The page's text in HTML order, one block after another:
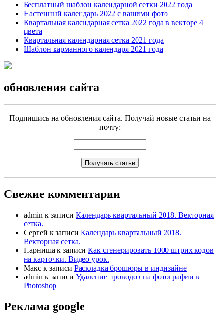
Бесплатный шаблон календарной сетки 2022 года
Настенный календарь 2022 с вашими фото
Квартальная календарная сетка 2022 года в векторе 4
цвета
Квартальная календарная сетка 2021 года
Шаблон карманного календаря 2021 года
обновления сайта
Подпишись на обновления сайта. Получай новые статьи на
почту:
Свежие комментарии
admin к записи Календарь квартальный 2018. Векторная
сетка.
Сергей к записи Календарь квартальный 2018.
Векторная сетка.
Парниша к записи Как сгенерировать 1000 штрих кодов
на карточки. Видео урок.
Макс к записи Раскладка брошюры в индизайне
admin к записи Удаление проводов на фотографии в
Photoshop
Реклама google